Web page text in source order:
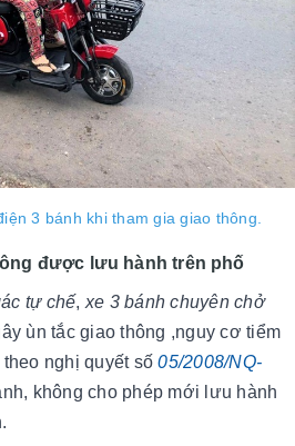
3 bánh khi tham gia giao thông.
được lưu hành trên phố
tự chế, xe 3 bánh chuyên chở
ùn tắc giao thông ,nguy cơ tiểm
theo nghị quyết số05/2008/NQ-
không cho phép mới lưu hành